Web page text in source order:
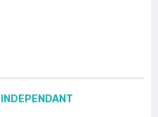
INDEPENDANT